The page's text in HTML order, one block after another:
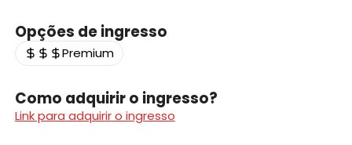
Opções de ingresso
Premium
Como adquirir o ingresso?
Link para adquirir o ingresso